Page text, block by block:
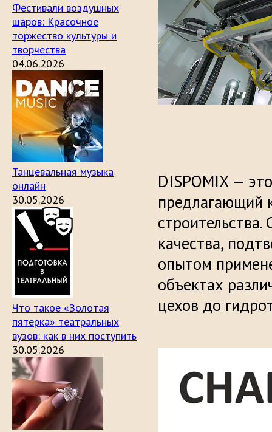
Фестивали воздушных
шаров: Красочное
торжество культуры и
творчества
04.06.2026
Танцевальная музыка
онлайн
30.05.2026
Что такое «Золотая
пятерка» театральных
вузов: как в них поступить
30.05.2026
DISPOMIX —
предлагающий
качества,
опытом
объектах
цехов до